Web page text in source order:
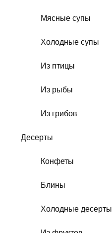
Мясные супы
Холодные супы
Из птицы
Из рыбы
Из грибов
Десерты
Конфеты
Блины
Холодные десерты